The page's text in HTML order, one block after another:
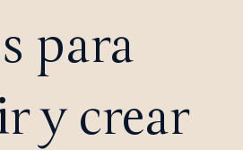
para
y crear